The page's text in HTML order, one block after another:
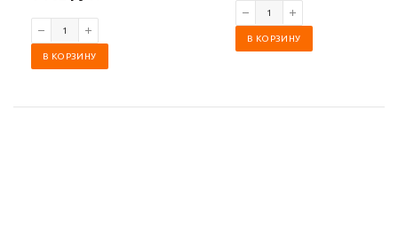
В КОРЗИНУ
В КОРЗИНУ